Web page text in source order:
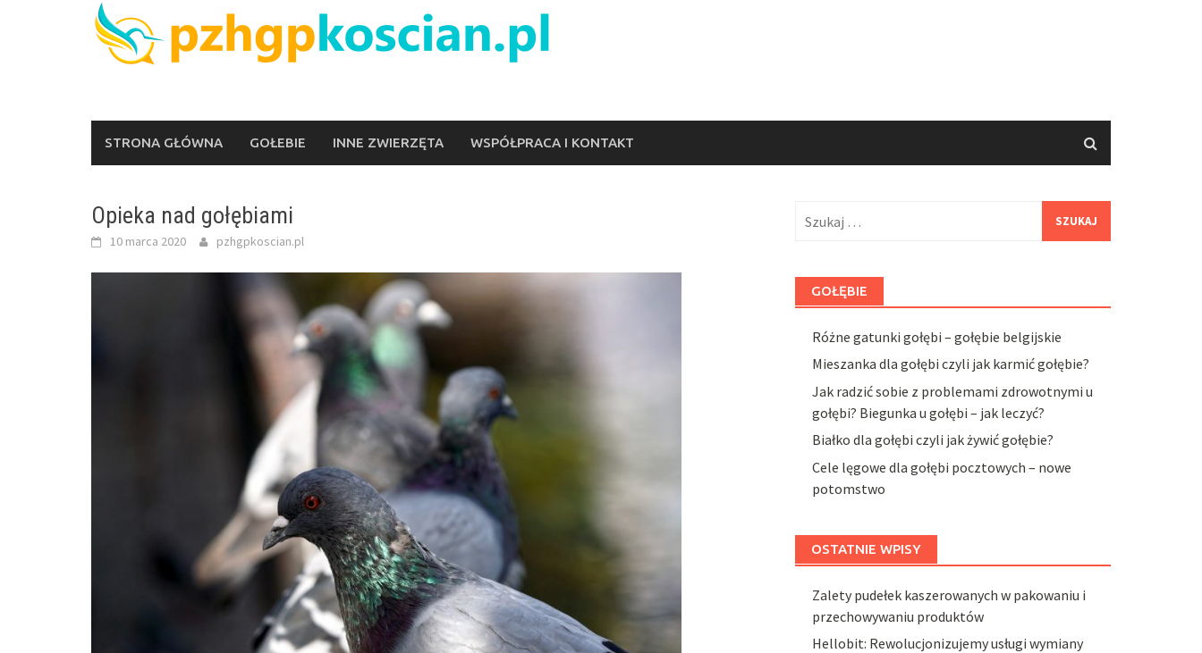
STRONA GŁÓWNA GOŁEBIE INNE ZWIERZĘTA WSPÓŁPRACA I KONTAKT
Opieka nad gołębiami
10 marca 2020 pzhgpkoscian.pl
GOŁĘBIE
Różne gatunki gołębi – gołębie belgijskie
Mieszanka dla gołębi czyli jak karmić gołębie?
Jak radzić sobie z problemami zdrowotnymi u
gołębi? Biegunka u gołębi – jak leczyć?
Białko dla gołębi czyli jak żywić gołębie?
Cele lęgowe dla gołębi pocztowych – nowe
potomstwo
OSTATNIE WPISY
Zalety pudełek kaszerowanych w pakowaniu i
przechowywaniu produktów
Hellobit: Rewolucjonizujemy usługi wymiany